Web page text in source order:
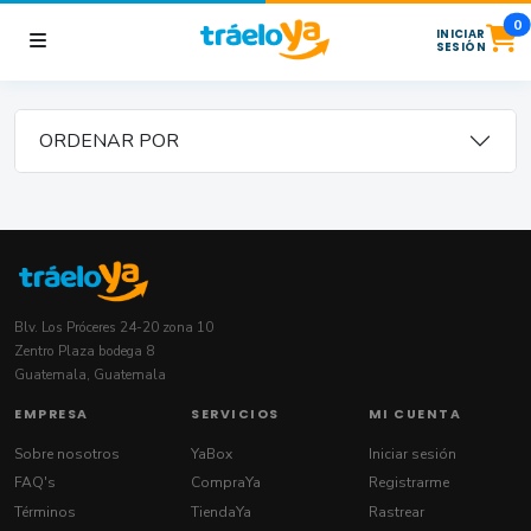
INICIAR
SESIÓN
0
ORDENAR POR
Blv. Los Próceres 24-20 zona 10
Zentro Plaza bodega 8
Guatemala, Guatemala
EMPRESA
Sobre nosotros
FAQ's
Términos
SERVICIOS
YaBox
CompraYa
TiendaYa
MI CUENTA
Iniciar sesión
Registrarme
Rastrear